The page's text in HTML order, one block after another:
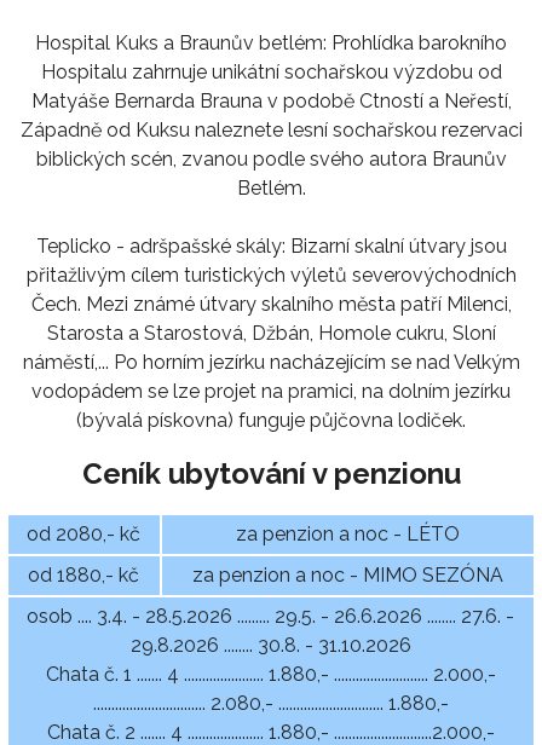
Hospital Kuks a Braunův betlém: Prohlídka barokního
Hospitalu zahrnuje unikátní sochařskou výzdobu od
Matyáše Bernarda Brauna v podobě Ctností a Neřestí,
Západně od Kuksu naleznete lesní sochařskou rezervaci
biblických scén, zvanou podle svého autora Braunův
Betlém.
Teplicko - adršpašské skály: Bizarní skalní útvary jsou
přitažlivým cílem turistických výletů severovýchodních
Čech. Mezi známé útvary skalního města patří Milenci,
Starosta a Starostová, Džbán, Homole cukru, Sloní
náměstí,... Po horním jezírku nacházejícím se nad Velkým
vodopádem se lze projet na pramici, na dolním jezírku
(bývalá pískovna) funguje půjčovna lodiček.
Ceník ubytování v penzionu
od 2080,- kč
za penzion a noc - LÉTO
od 1880,- kč
za penzion a noc - MIMO SEZÓNA
osob .... 3.4. - 28.5.2026 ......... 29.5. - 26.6.2026 ........ 27.6. -
29.8.2026 ........ 30.8. - 31.10.2026
Chata č. 1 ....... 4 ...................... 1.880,- .......................... 2.000,-
............................... 2.080,- ............................. 1.880,-
Chata č. 2 ....... 4 ..................... 1.880,- ...........................2.000,-